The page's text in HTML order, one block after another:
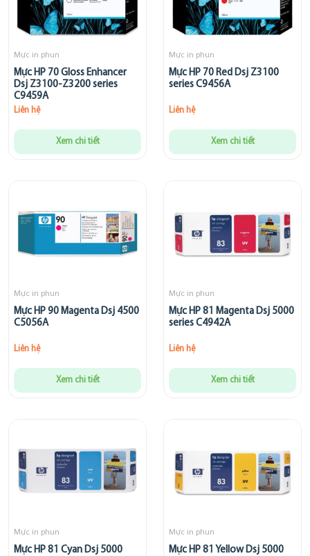
Mực in phun
Mực HP 70 Gloss Enhancer
Dsj Z3100-Z3200 series
C9459A
Liên hệ
Xem chi tiết
Mực in phun
Mực HP 70 Red Dsj Z3100
series C9456A
Liên hệ
Xem chi tiết
Mực in phun
Mực HP 90 Magenta Dsj 4500
C5056A
Liên hệ
Xem chi tiết
Mực in phun
Mực HP 81 Magenta Dsj 5000
series C4942A
Liên hệ
Xem chi tiết
Mực in phun
Mực HP 81 Cyan Dsj 5000
Mực in phun
Mực HP 81 Yellow Dsj 5000